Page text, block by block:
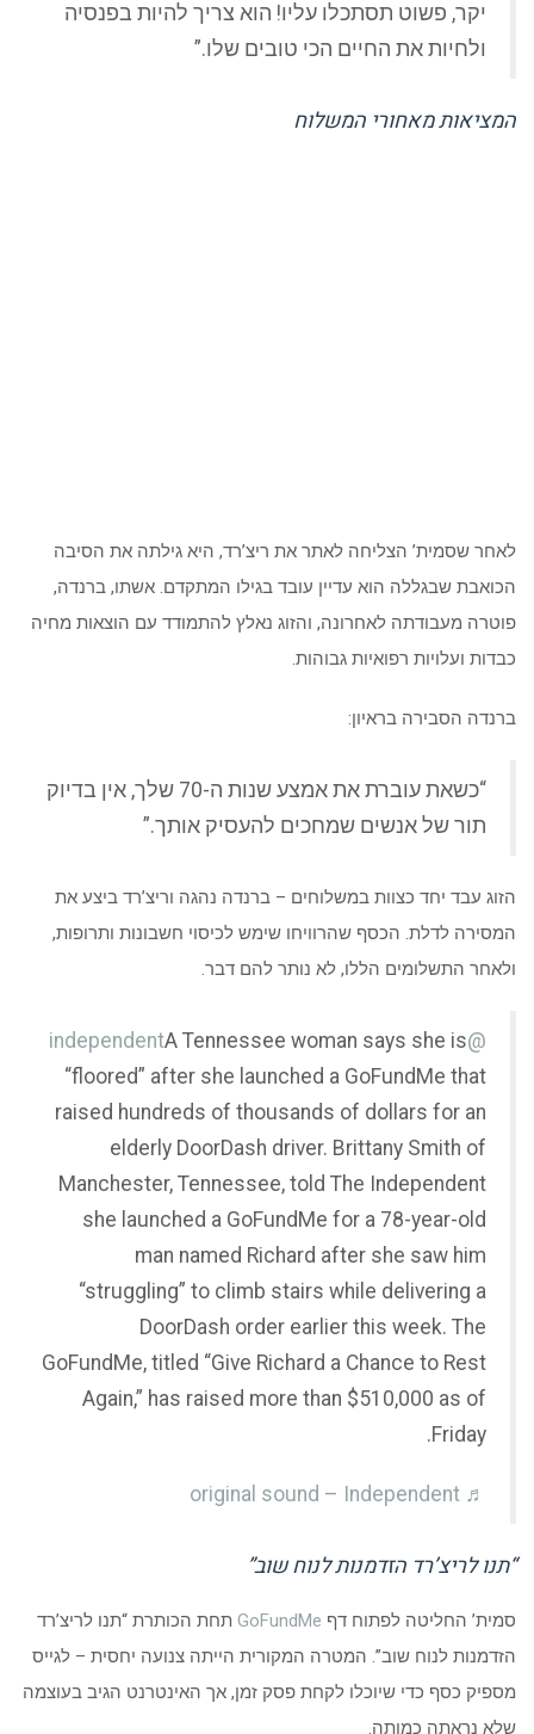
יקר, פשוט תסתכלו עליו! הוא צריך להיות בפנסיה
ולחיות את החיים הכי טובים שלו.”
המציאות מאחורי המשלוח
לאחר שסמית’ הצליחה לאתר את ריצ’רד, היא גילתה את הסיבה
הכואבת שבגללה הוא עדיין עובד בגילו המתקדם. אשתו, ברנדה,
פוטרה מעבודתה לאחרונה, והזוג נאלץ להתמודד עם הוצאות מחיה
כבדות ועלויות רפואיות גבוהות.
ברנדה הסבירה בראיון:
“כשאת עוברת את אמצע שנות ה-70 שלך, אין בדיוק
תור של אנשים שמחכים להעסיק אותך.”
הזוג עבד יחד כצוות במשלוחים – ברנדה נהגה וריצ’רד ביצע את
המסירה לדלת. הכסף שהרוויחו שימש לכיסוי חשבונות ותרופות,
ולאחר התשלומים הללו, לא נותר להם דבר.
@independent
A Tennessee woman says she is
“floored” after she launched a GoFundMe that
raised hundreds of thousands of dollars for an
elderly DoorDash driver. Brittany Smith of
Manchester, Tennessee, told The Independent
she launched a GoFundMe for a 78-year-old
man named Richard after she saw him
“struggling” to climb stairs while delivering a
DoorDash order earlier this week. The
GoFundMe, titled “Give Richard a Chance to Rest
Again,” has raised more than $510,000 as of
Friday.
♬ original sound – Independent
“תנו לריצ’רד הזדמנות לנוח שוב”
סמית’ החליטה לפתוח דף GoFundMe תחת הכותרת “תנו לריצ’רד
הזדמנות לנוח שוב”. המטרה המקורית הייתה צנועה יחסית – לגייס
מספיק כסף כדי שיוכלו לקחת פסק זמן, אך האינטרנט הגיב בעוצמה
שלא נראתה כמותה.